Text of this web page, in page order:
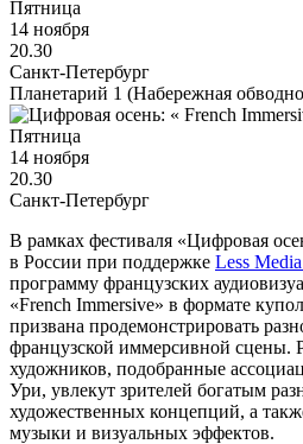
Пятница
14 ноября
20.30
Санкт-Петербург
Планетарий 1 (Набережная
Пятница
14 ноября
20.30
Санкт-Петербург
В рамках фестиваля «Цифровая
в России при поддержке Less Media
программу французских
«French Immersive» в формате
призвана продемонстрировать
французской иммерсивной сцены.
художников, подобранные
Ури, увлекут зрителей богатым
художественных концепций, а
музыки и визуальных эффектов.